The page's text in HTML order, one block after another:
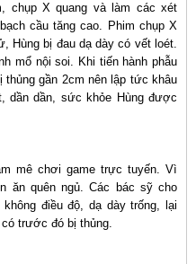
chụp X quang và làm các xét
cầu tăng cao. Phim chụp X
Hùng bị đau dạ dày có vết loét.
mổ nội soi. Khi tiến hành phẫu
gần 2cm nên lập tức khâu
dần dần, sức khỏe Hùng được
mê chơi game trực tuyến. Vì
ăn quên ngủ. Các bác sỹ cho
điều độ, dạ dày trống, lại
trước đó bị thủng.